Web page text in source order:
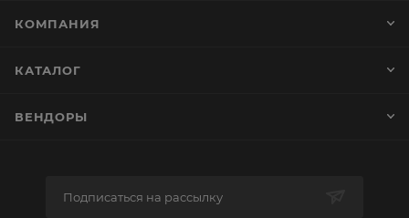
КОМПАНИЯ
КАТАЛОГ
ВЕНДОРЫ
Подписаться на рассылку